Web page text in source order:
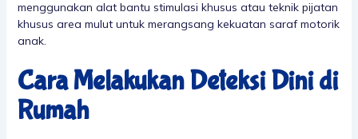
menggunakan alat bantu stimulasi khusus atau teknik pijatan
khusus area mulut untuk merangsang kekuatan saraf motorik
anak.
Cara Melakukan Deteksi Dini di
Rumah